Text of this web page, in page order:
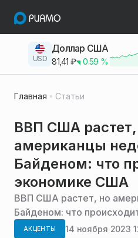
USD
Доллар США
81,41 ₽ 0.59 %
Главная Статьи
ВВП США
американцы
Байденом: что
экономике США
ВВП США растет, но
Байденом: что
АКЦЕНТЫ 14 ноября 2023